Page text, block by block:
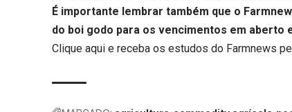
É importante lembrar também que o
do boi godo para os vencimentos em aberto
Clique aqui e receba os estudos do Farmnews